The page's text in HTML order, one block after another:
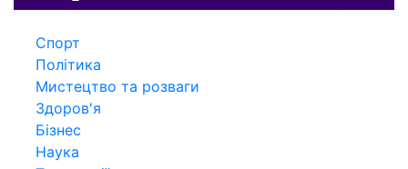
Спорт
Політика
Мистецтво та розваги
Здоров'я
Бізнес
Наука